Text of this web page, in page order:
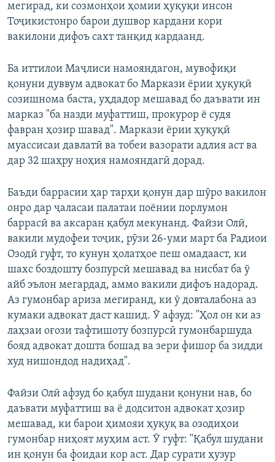
мегирад, ки созмонҳои ҳомии ҳуқуқи инсон
Тоҷикистонро барои душвор кардани кори
вакилони дифоъ сахт танқид кардаанд.
Ба иттилои Маҷлиси намояндагон, мувофиқи
қонуни дуввум адвокат бо Маркази ёрии ҳуқуқӣ
созишнома баста, уҳдадор мешавад бо даъвати ин
марказ "ба назди муфаттиш, прокурор ё судя
фавран ҳозир шавад". Маркази ёрии ҳуқуқӣ
муассисаи давлатӣ ва тобеи вазорати адлия аст ва
дар 32 шаҳру ноҳия намояндагӣ дорад.
Баъди баррасии ҳар тарҳи қонун дар шӯро вакилон
онро дар ҷаласаи палатаи поёнии порлумон
баррасӣ ва аксаран қабул мекунанд. Файзи Олӣ,
вакили мудофеи тоҷик, рӯзи 26-уми март ба Радиои
Озодӣ гуфт, то кунун ҳолатҳое пеш омадааст, ки
шахс боздошту бозпурсӣ мешавад ва нисбат ба ӯ
айб эълон мегардад, аммо вакили дифоъ надорад.
Аз гумонбар ариза мегиранд, ки ӯ довталабона аз
кумаки адвокат даст кашид. Ӯ афзуд: "Ҳол он ки аз
лаҳзаи оғози тафтишоту бозпурсӣ гумонбаршуда
бояд адвокат дошта бошад ва зери фишор ба зидди
худ нишондод надиҳад".
Файзи Олӣ афзуд бо қабул шудани қонуни нав, бо
даъвати муфаттиш ва ё додситон адвокат ҳозир
мешавад, ки барои ҳимояи ҳуқуқ ва озодиҳои
гумонбар ниҳоят муҳим аст. Ӯ гуфт: "Қабул шудани
ин қонун ба фоидаи кор аст. Дар сурати ҳузур